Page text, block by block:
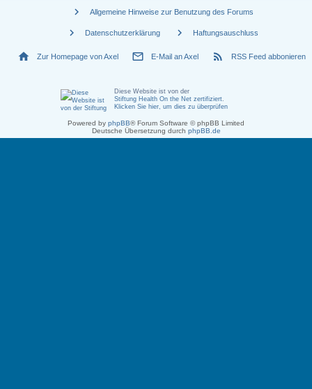
chevron_right Allgemeine Hinweise zur Benutzung des Forums
chevron_right Datenschutzerklärung chevron_right Haftungsauschluss
home Zur Homepage von Axel mail_outline E-Mail an Axel rss_feed RSS Feed abbonieren
Diese Website ist von der
Stiftung Health On the Net zertifiziert.
Klicken Sie hier, um dies zu überprüfen
Powered by phpBB® Forum Software © phpBB Limited
Deutsche Übersetzung durch phpBB.de